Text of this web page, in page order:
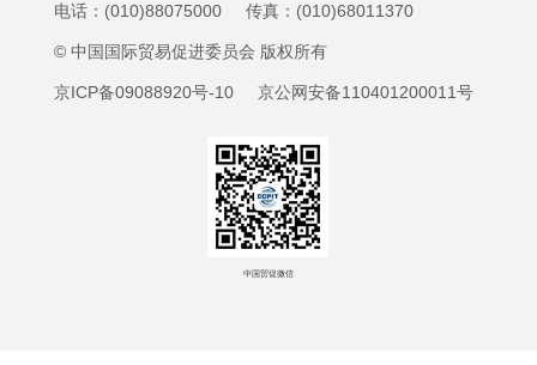
电话：(010)88075000 传真：(010)68011370
© 中国国际贸易促进委员会 版权所有
京ICP备09088920号-10 京公网安备110401200011号
中国贸促微信